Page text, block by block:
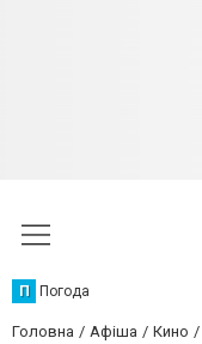
П Погода
Головна Афіша Кино